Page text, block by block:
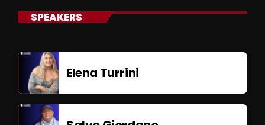
SPEAKERS
Elena Turrini